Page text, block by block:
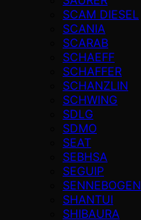
SCAM DIESEL
SCANIA
SCARAB
SCHAEFF
SCHAFFER
SCHANZLIN
SCHWING
SDLG
SDMO
SEAT
SEBHSA
SEGUIP
SENNEBOGEN
SHANTUI
SHIBAURA